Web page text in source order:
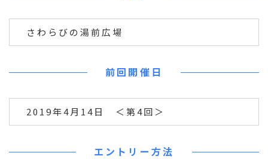
さわらびの湯前広場
前回開催日
2019年4月14日 ＜第4回＞
エントリー方法